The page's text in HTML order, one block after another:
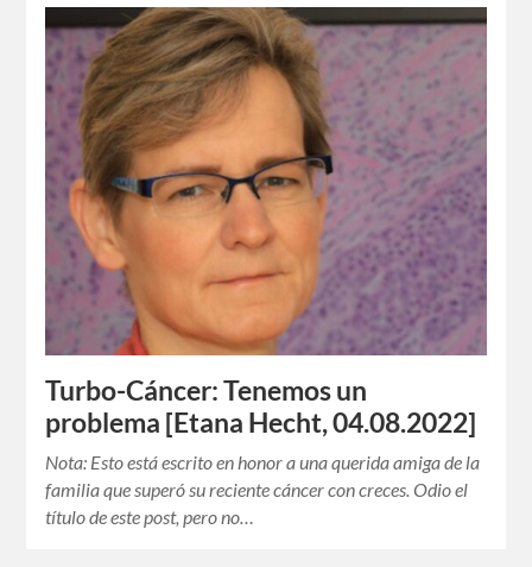
Turbo-Cáncer: Tenemos un
problema [Etana Hecht, 04.08.2022]
Nota: Esto está escrito en honor a una querida amiga de la
familia que superó su reciente cáncer con creces. Odio el
título de este post, pero no…